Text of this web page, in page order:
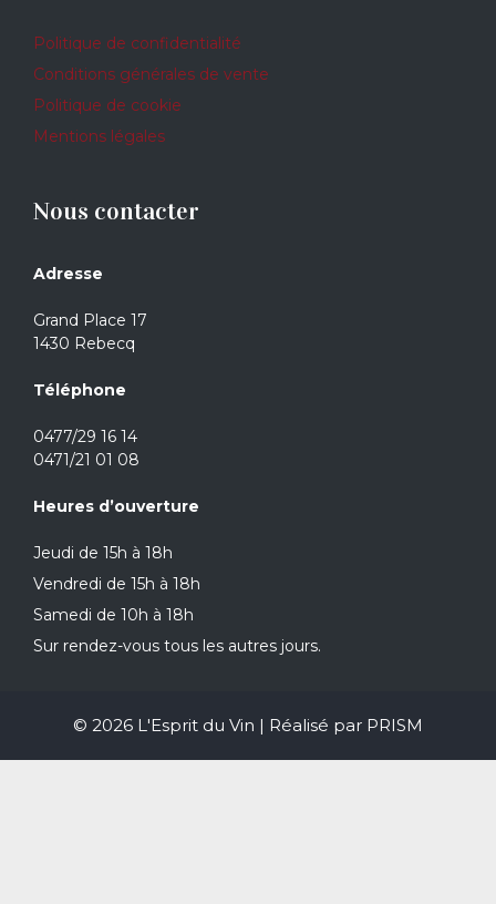
Politique de confidentialité
Conditions générales de vente
Politique de cookie
Mentions légales
Nous contacter
Adresse
Grand Place 17
1430 Rebecq
Téléphone
0477/29 16 14
0471/21 01 08
Heures d’ouverture
Jeudi de 15h à 18h
Vendredi de 15h à 18h
Samedi de 10h à 18h
Sur rendez-vous tous les autres jours.
© 2026 L'Esprit du Vin | Réalisé par PRISM